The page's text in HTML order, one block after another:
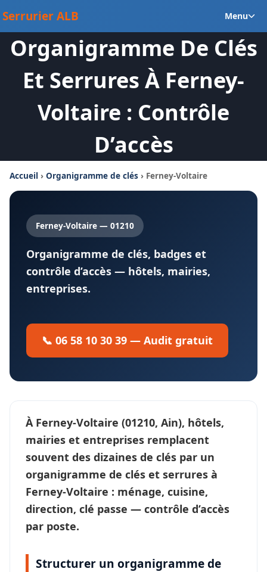
au
contenu
Serrurier ALB Menu
Organigramme De Clés
Et Serrures À Ferney-
Voltaire : Contrôle
D’accès
Accueil › Organigramme de clés › Ferney-Voltaire
Ferney-Voltaire — 01210
Organigramme de clés, badges et
contrôle d’accès — hôtels, mairies,
entreprises.
📞 06 58 10 30 39 — Audit gratuit
À Ferney-Voltaire (01210, Ain), hôtels,
mairies et entreprises remplacent
souvent des dizaines de clés par un
organigramme de clés et serrures à
Ferney-Voltaire : ménage, cuisine,
direction, clé passe — contrôle d’accès
par poste.
Structurer un organigramme de